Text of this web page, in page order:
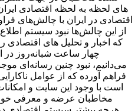
های لحظه به لحظه اقتصادی
اقتصادی در ایران با چالش‌های
از این چالش‌ها نبود سیستم
که اخبار و تحلیل های
چهار ساعت شبانه‌روز در
می‌دانیم، نبود چنین رسانه‌ای
فراهم آورده که از عوامل
است با وجود این سایت و
مخاطبان عرضه و معرفی